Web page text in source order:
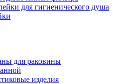
для гигиенического душа
для раковины
изделия